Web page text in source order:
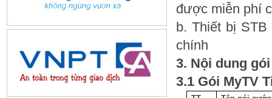
được miễn phí
b. Thiết bị
chính
3. Nội dung
3.1 Gói MyTV